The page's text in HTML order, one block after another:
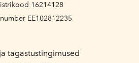
16214128
EE102812235
tagastustingimused